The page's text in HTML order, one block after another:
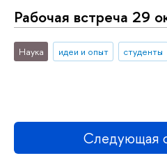
Рабочая встреча 29
Наука идеи и опыт студенты
Следующая